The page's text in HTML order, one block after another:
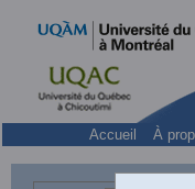
Accueil À